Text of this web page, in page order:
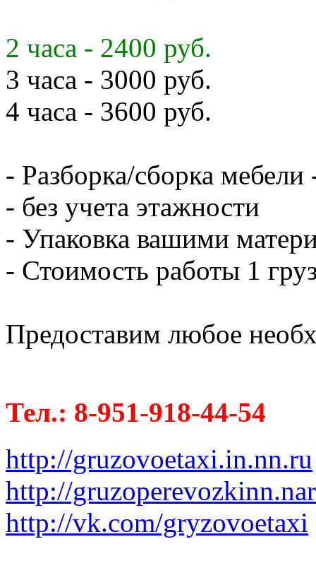
2 часа - 2400 руб.
3 часа - 3000 руб.
4 часа - 3600 руб.
- Разборка/сборка мебели
- без учета этажности
- Упаковка вашими
- Стоимость работы 1
Предоставим любое
Тел.: 8-951-918-44-54
http://gruzovoetaxi.in.nn.ru
http://
http://vk.com/gryzovoetaxi